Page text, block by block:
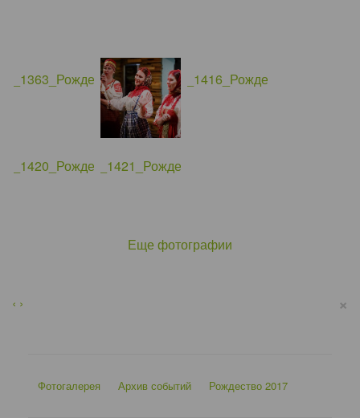
Еще фотографии
‹ › ×
Фотогалерея Архив событий Рождество 2017